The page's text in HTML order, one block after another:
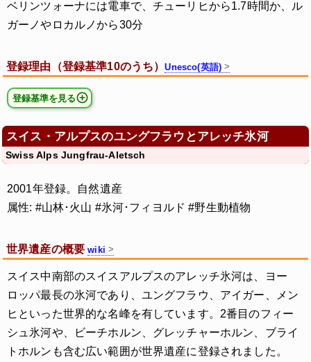
ベリンツォーナには電車で、チューリヒから1.7時間か、ル
ガーノやロカルノから30分
登録理由（登録基準10のうち）Unesco(英語)
登録基準を見る
スイス・アルプスのユングフラウとアレッチ氷河
Swiss Alps Jungfrau-Aletsch
2001年登録。自然遺産
属性: #山林･火山 #氷河･フィヨルド #野生動植物
世界遺産の概要wiki
スイス中南部のスイスアルプスのアレッチ氷河は、ヨー
ロッパ最長の氷河であり、ユングフラウ、アイガー、メン
ヒといった世界的な名峰を有しています。2番目のフィー
シュ氷河や、ビーチホルン、グレッチャーホルン、ブライ
トホルンも含む広い範囲が世界遺産に登録されました。